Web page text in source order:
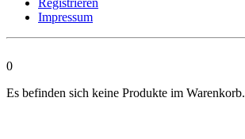
Registrieren
Impressum
0
Es befinden sich keine Produkte im Warenkorb.